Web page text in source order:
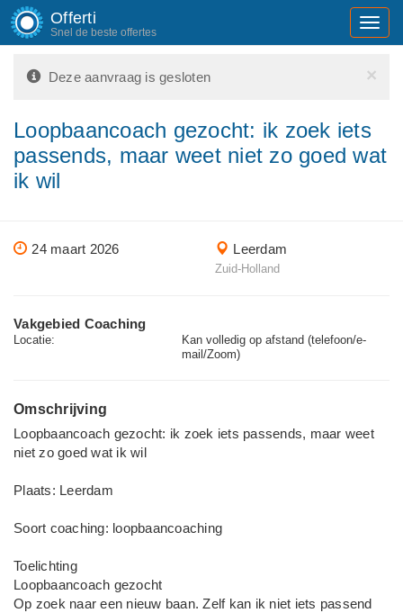
Offerti
Snel de beste offertes
×
Deze aanvraag is gesloten
Loopbaancoach gezocht: ik zoek iets
passends, maar weet niet zo goed wat
ik wil
24 maart 2026 Leerdam
Zuid-Holland
Vakgebied Coaching
Locatie:
Kan volledig op afstand (telefoon/e-
mail/Zoom)
Omschrijving
Loopbaancoach gezocht: ik zoek iets passends, maar weet
niet zo goed wat ik wil
Plaats: Leerdam
Soort coaching: loopbaancoaching
Toelichting
Loopbaancoach gezocht
Op zoek naar een nieuw baan. Zelf kan ik niet iets passend